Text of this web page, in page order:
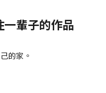
輩子的作品
的家。